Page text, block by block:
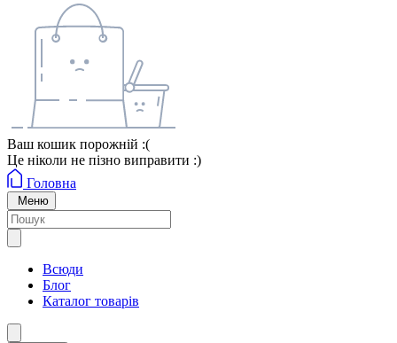
Ваш кошик порожній :(
Це ніколи не пізно виправити :)
Головна
Меню
Всюди
Блог
Каталог товарів